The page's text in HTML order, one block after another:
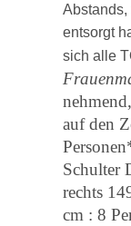
Abstands,
entsorgt
sich alle
auf den
Schulter
rechts
cm : 8